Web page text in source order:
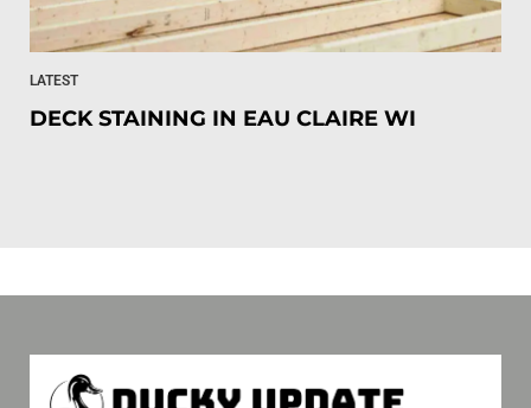
LATEST
DECK STAINING IN EAU CLAIRE WI